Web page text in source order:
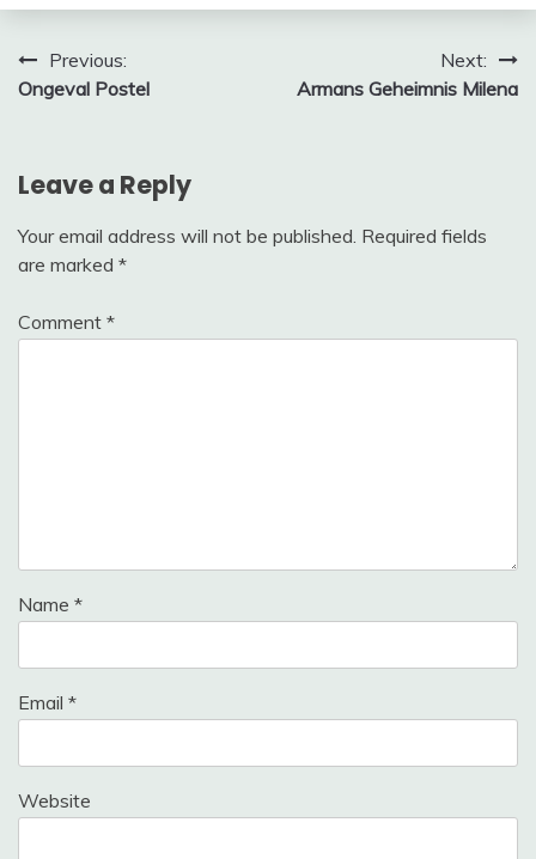
Post
navigation
Previous:
Ongeval Postel
Next:
Armans Geheimnis Milena
Leave a Reply
Your email address will not be published. Required fields
are marked *
Comment *
Name *
Email *
Website